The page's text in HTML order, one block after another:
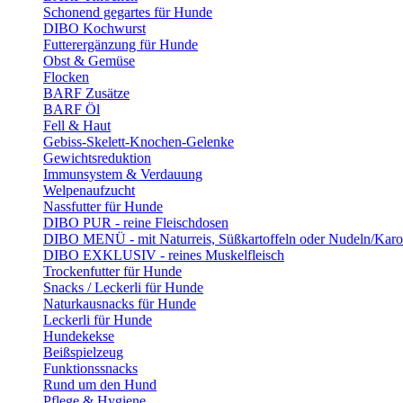
Schonend gegartes für Hunde
DIBO Kochwurst
Futterergänzung für Hunde
Obst & Gemüse
Flocken
BARF Zusätze
BARF Öl
Fell & Haut
Gebiss-Skelett-Knochen-Gelenke
Gewichtsreduktion
Immunsystem & Verdauung
Welpenaufzucht
Nassfutter für Hunde
DIBO PUR - reine Fleischdosen
DIBO MENÜ - mit Naturreis, Süßkartoffeln oder Nudeln/
DIBO EXKLUSIV - reines Muskelfleisch
Trockenfutter für Hunde
Snacks / Leckerli für Hunde
Naturkausnacks für Hunde
Leckerli für Hunde
Hundekekse
Beißspielzeug
Funktionssnacks
Rund um den Hund